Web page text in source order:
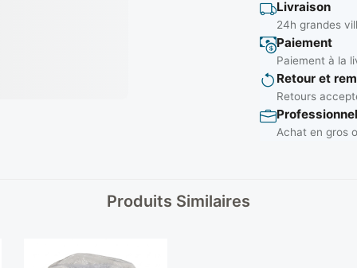
Livraison
24h grandes
Paiement
Paiement à la
Retour et
Retours
Achat en gros
Produits Similaires